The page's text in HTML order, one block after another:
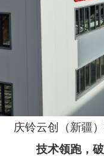
庆铃云创（新疆
技术领跑，